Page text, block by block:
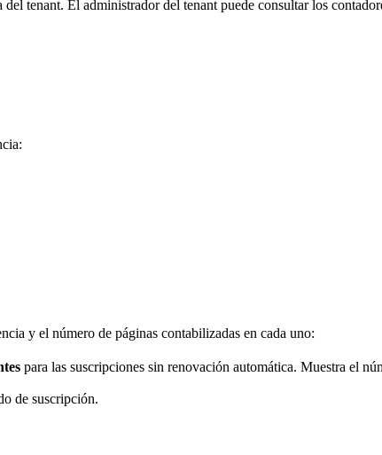
tenant. El administrador del tenant puede consultar los
y el número de páginas contabilizadas en cada uno:
para las suscripciones sin renovación automática. Muestra el
de suscripción.